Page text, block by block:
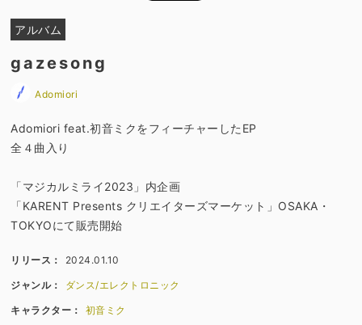
アルバム
gazesong
Adomiori
Adomiori feat.初音ミクをフィーチャーしたEP
全４曲入り
「マジカルミライ2023」内企画
「KARENT Presents クリエイターズマーケット」OSAKA・
TOKYOにて販売開始
リリース： 2024.01.10
ジャンル： ダンス/エレクトロニック
キャラクター： 初音ミク